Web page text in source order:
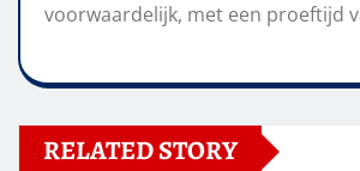
voorwaardelijk, met een proeftijd
RELATED STORY